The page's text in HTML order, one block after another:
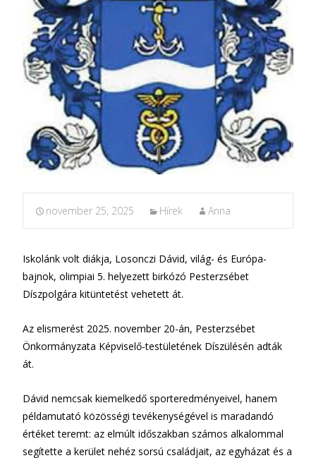
november 25, 2025 Hírek Anna
Iskolánk volt diákja, Losonczi Dávid, világ- és Európa-
bajnok, olimpiai 5. helyezett birkózó Pesterzsébet
Díszpolgára kitüntetést vehetett át.
Az elismerést 2025. november 20-án, Pesterzsébet
Önkormányzata Képviselő-testületének Díszülésén adták
át.
Dávid nemcsak kiemelkedő sporteredményeivel, hanem
példamutató közösségi tevékenységével is maradandó
értéket teremt: az elmúlt időszakban számos alkalommal
segítette a kerület nehéz sorsú családjait, az egyházat és a